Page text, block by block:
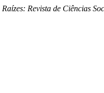
Raízes: Revista de Ciências